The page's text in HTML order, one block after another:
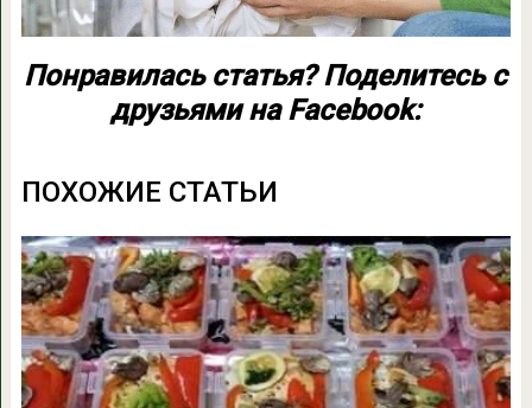
Понравилась статья? Поделитесь с
друзьями на Facebook:
ПОХОЖИЕ СТАТЬИ